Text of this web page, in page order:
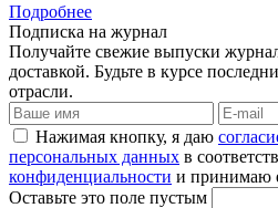
Подробнее
Подписка на журнал
Получайте свежие выпуски
доставкой. Будьте в курсе
отрасли.
Нажимая кнопку, я даю
персональных данных в
конфиденциальности и принимаю
Оставьте это поле пустым